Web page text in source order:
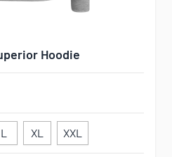
Hoodie
L XL XXL